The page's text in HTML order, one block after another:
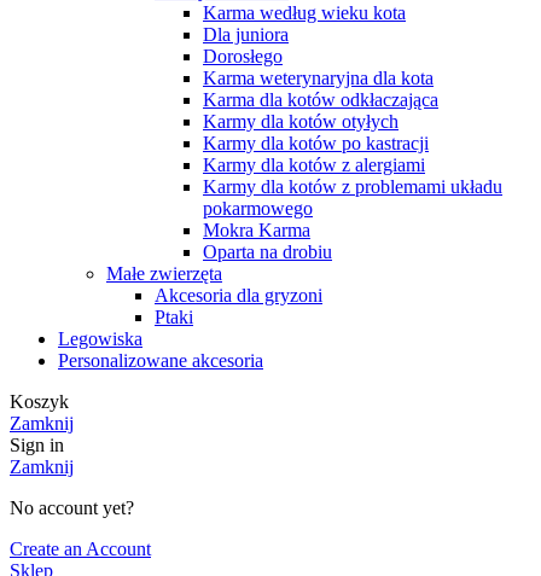
Karma według wieku kota
Dla juniora
Dorosłego
Karma weterynaryjna dla kota
Karma dla kotów odkłaczająca
Karmy dla kotów otyłych
Karmy dla kotów po kastracji
Karmy dla kotów z alergiami
Karmy dla kotów z problemami układu
pokarmowego
Mokra Karma
Oparta na drobiu
Małe zwierzęta
Akcesoria dla gryzoni
Ptaki
Legowiska
Personalizowane akcesoria
Koszyk
Zamknij
Sign in
Zamknij
No account yet?
Create an Account
Sklep